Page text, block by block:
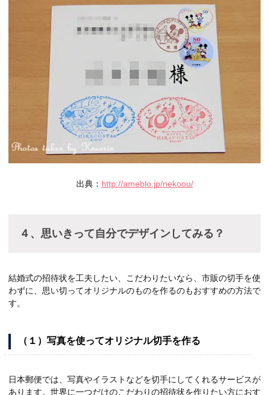
出典： http://ameblo.jp/nekoou/
４、思いきって自分でデザインしてみる？
結婚式の招待状を工夫したい、こだわりたいなら、市販の切手を使
わずに、思い切ってオリジナルのものを作るのもおすすめの方法で
す。
（１）写真を使ってオリジナル切手を作る
日本郵便では、写真やイラストなどを切手にしてくれるサービスが
あります。世界に一つだけのこだわりの招待状を作りたい方におす